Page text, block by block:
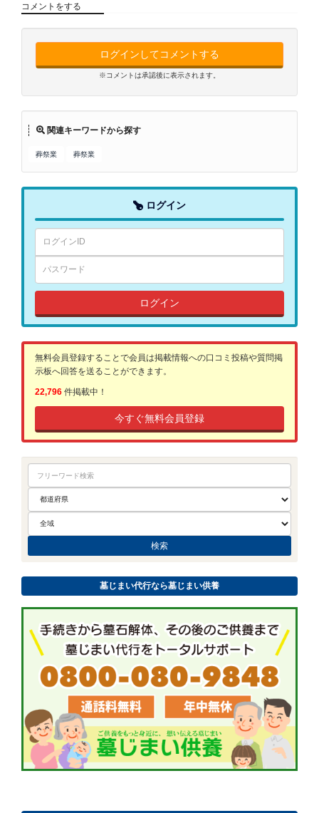
コメントをする
ログインしてコメントする
※コメントは承認後に表示されます。
関連キーワードから探す
葬祭業 葬祭業
ログイン
ログイン
無料会員登録することで会員は掲載情報への口コミ投稿や質問掲
示板へ回答を送ることができます。
22,796 件掲載中！
今すぐ無料会員登録
墓じまい代行なら墓じまい供養